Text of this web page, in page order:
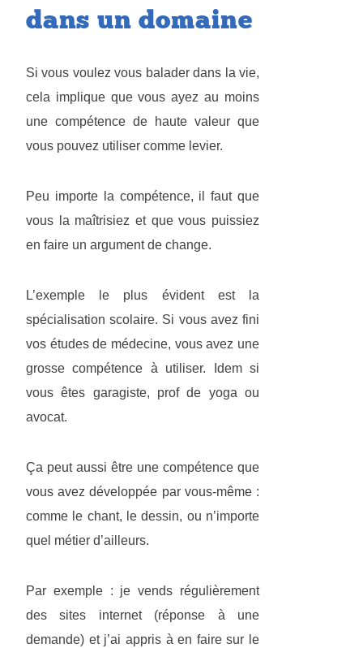
dans un domaine
Si vous voulez vous balader dans la vie,
cela implique que vous ayez au moins
une compétence de haute valeur que
vous pouvez utiliser comme levier.
Peu importe la compétence, il faut que
vous la maîtrisiez et que vous puissiez
en faire un argument de change.
L’exemple le plus évident est la
spécialisation scolaire. Si vous avez fini
vos études de médecine, vous avez une
grosse compétence à utiliser. Idem si
vous êtes garagiste, prof de yoga ou
avocat.
Ça peut aussi être une compétence que
vous avez développée par vous-même :
comme le chant, le dessin, ou n’importe
quel métier d’ailleurs.
Par exemple : je vends régulièrement
des sites internet (réponse à une
demande) et j’ai appris à en faire sur le